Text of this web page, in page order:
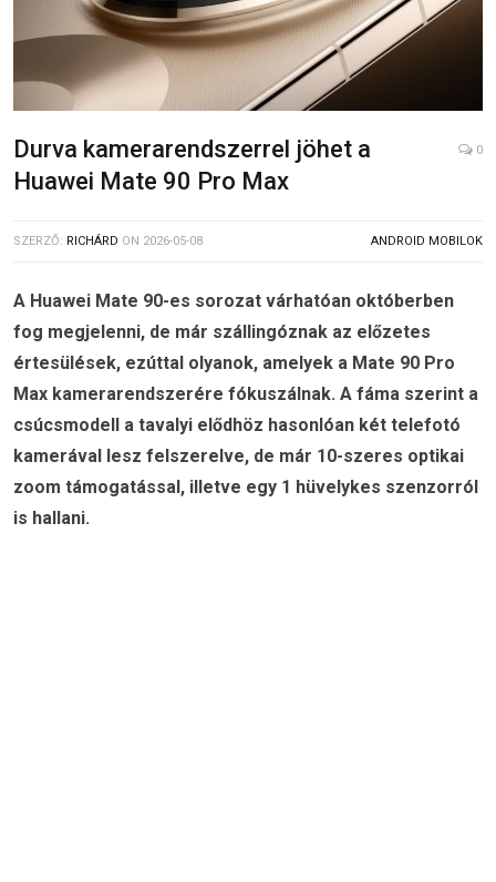
Durva kamerarendszerrel jöhet a
Huawei Mate 90 Pro Max
0
SZERZŐ: RICHÁRD ON 2026-05-08 ANDROID MOBILOK
A Huawei Mate 90-es sorozat várhatóan októberben
fog megjelenni, de már szállingóznak az előzetes
értesülések, ezúttal olyanok, amelyek a Mate 90 Pro
Max kamerarendszerére fókuszálnak. A fáma szerint a
csúcsmodell a tavalyi elődhöz hasonlóan két telefotó
kamerával lesz felszerelve, de már 10-szeres optikai
zoom támogatással, illetve egy 1 hüvelykes szenzorról
is hallani.